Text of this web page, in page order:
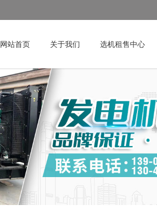
网站首页 关于我们 选机租售中心